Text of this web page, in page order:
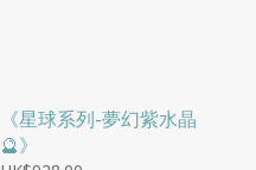
《星球系列-夢幻紫水晶
🔮》